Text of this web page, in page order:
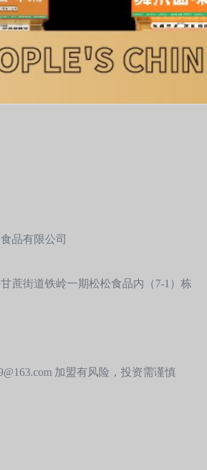
品有限公司
蔗街道铁岭一期松松食品内（7-1）栋
加盟有风险，投资需谨慎